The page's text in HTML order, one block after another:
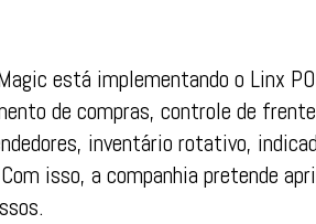
está implementando o Linx
de compras, controle de
inventário rotativo,
isso, a companhia pretende